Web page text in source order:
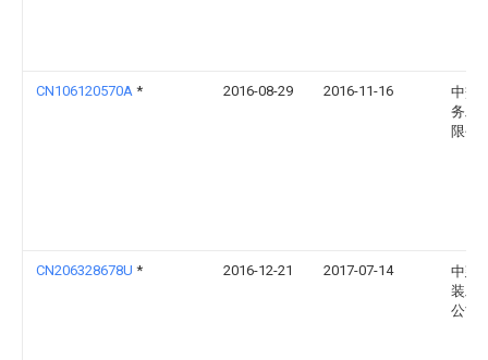
CN106120570A * 2016-08-29 2016-11-16
中交
务工
限公
CN206328678U * 2016-12-21 2017-07-14
中建
装工
公司